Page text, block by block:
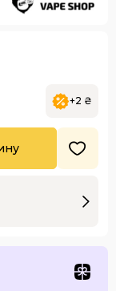
+2 ₴